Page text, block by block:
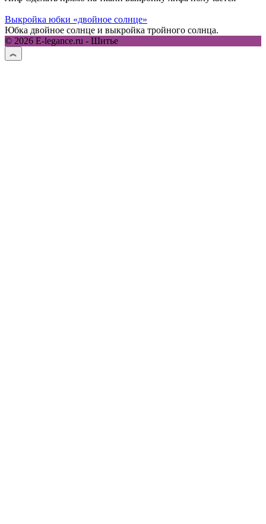
Выкройка юбки «двойное солнце»
Юбка двойное солнце и выкройка тройного солнца.
© 2026 E-legance.ru - Шитье